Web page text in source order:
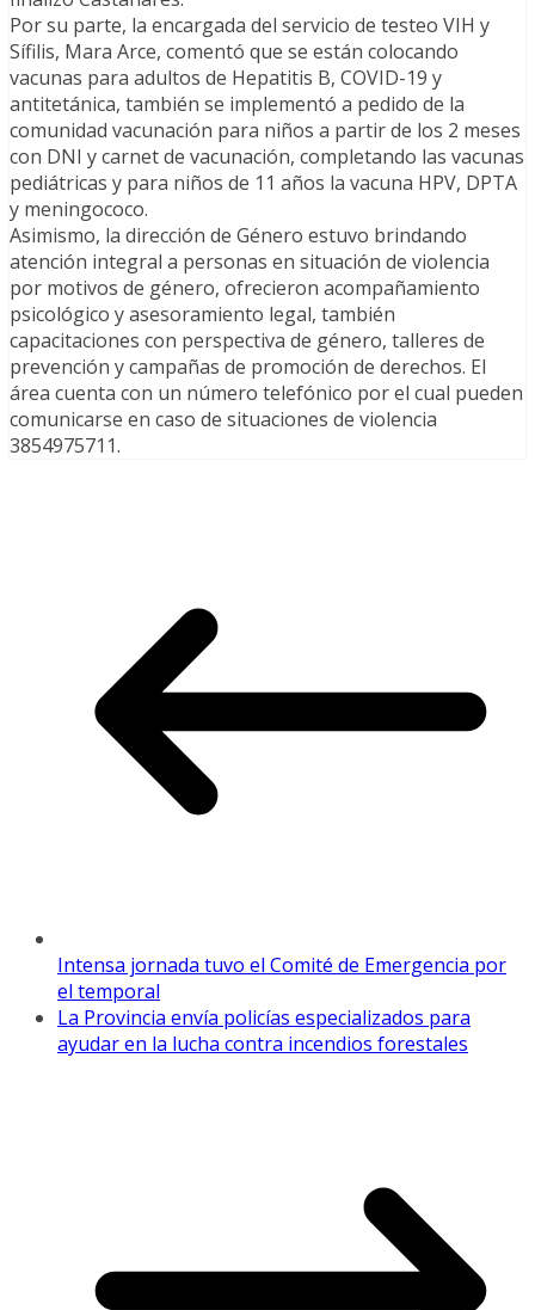
Por su parte, la encargada del servicio de testeo VIH y
Sífilis, Mara Arce, comentó que se están colocando
vacunas para adultos de Hepatitis B, COVID-19 y
antitetánica, también se implementó a pedido de la
comunidad vacunación para niños a partir de los 2 meses
con DNI y carnet de vacunación, completando las vacunas
pediátricas y para niños de 11 años la vacuna HPV, DPTA
y meningococo.
Asimismo, la dirección de Género estuvo brindando
atención integral a personas en situación de violencia
por motivos de género, ofrecieron acompañamiento
psicológico y asesoramiento legal, también
capacitaciones con perspectiva de género, talleres de
prevención y campañas de promoción de derechos. El
área cuenta con un número telefónico por el cual pueden
comunicarse en caso de situaciones de violencia
3854975711.
Intensa jornada tuvo el Comité de Emergencia por
el temporal
La Provincia envía policías especializados para
ayudar en la lucha contra incendios forestales